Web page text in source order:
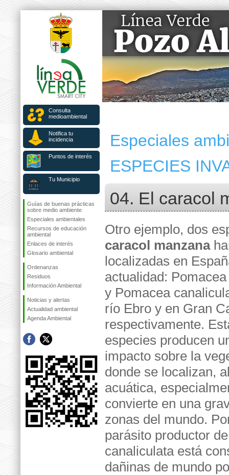
Consulta
medioambiental
Notifica tu
incidencia
Puntos de interés
Tu Municipio
Guías de buenas prácticas
sobre medio ambiente
Especiales ambientales
Recursos de educación
ambiental
Enlaces de interés
Glosario ambiental
Ordenanzas
Residuos
Información Ambiental
Noticias y alertas
Actualidad ambiental
Agenda Ambiental
Especiales
ESPECIES
04. El caracol
Otro ejemplo, dos
caracol manzana
localizadas en
actualidad:
y Pomacea
río Ebro y en Gran
respectivamente.
especies producen
impacto sobre la
donde se localizan,
acuática,
convierte en una
zonas del mundo.
parásito productor
canaliculataestá
dañinas de mundo